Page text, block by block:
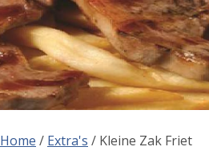
Home / Extra's / Kleine Zak Friet